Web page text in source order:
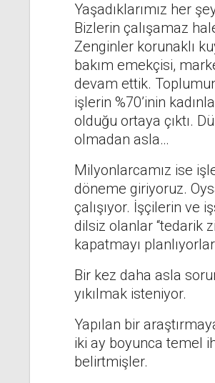
Yaşadıklarımız her
Bizlerin çalışamaz
Zenginler korunaklı
bakım emekçisi,
devam ettik.
işlerin %70’inin
olduğu ortaya çıktı.
olmadan asla…
Milyonlarcamız ise
döneme giriyoruz.
çalışıyor. İşçilerin ve
dilsiz olanlar “tedarik
kapatmayı
Bir kez daha asla
yıkılmak isteniyor.
Yapılan bir
iki ay boyunca temel
belirtmişler.